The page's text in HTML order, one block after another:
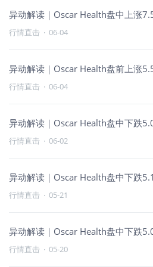
异动解读｜Oscar Health盘中上涨
行情直击 · 06-04
异动解读｜Oscar Health盘前上涨
行情直击 · 06-04
异动解读｜Oscar Health盘中下跌
行情直击 · 06-02
异动解读｜Oscar Health盘中下跌
行情直击 · 05-21
异动解读｜Oscar Health盘中下跌
行情直击 · 05-20